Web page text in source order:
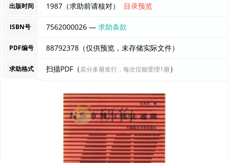
出版时间 1987（求助前请核对） 目录预览
ISBN号 7562000026 —求助条款
PDF编号 88792378（仅供预览，未存储实际文件）
求助格式 扫描PDF（若分多册发行，每次仅能受理1册）